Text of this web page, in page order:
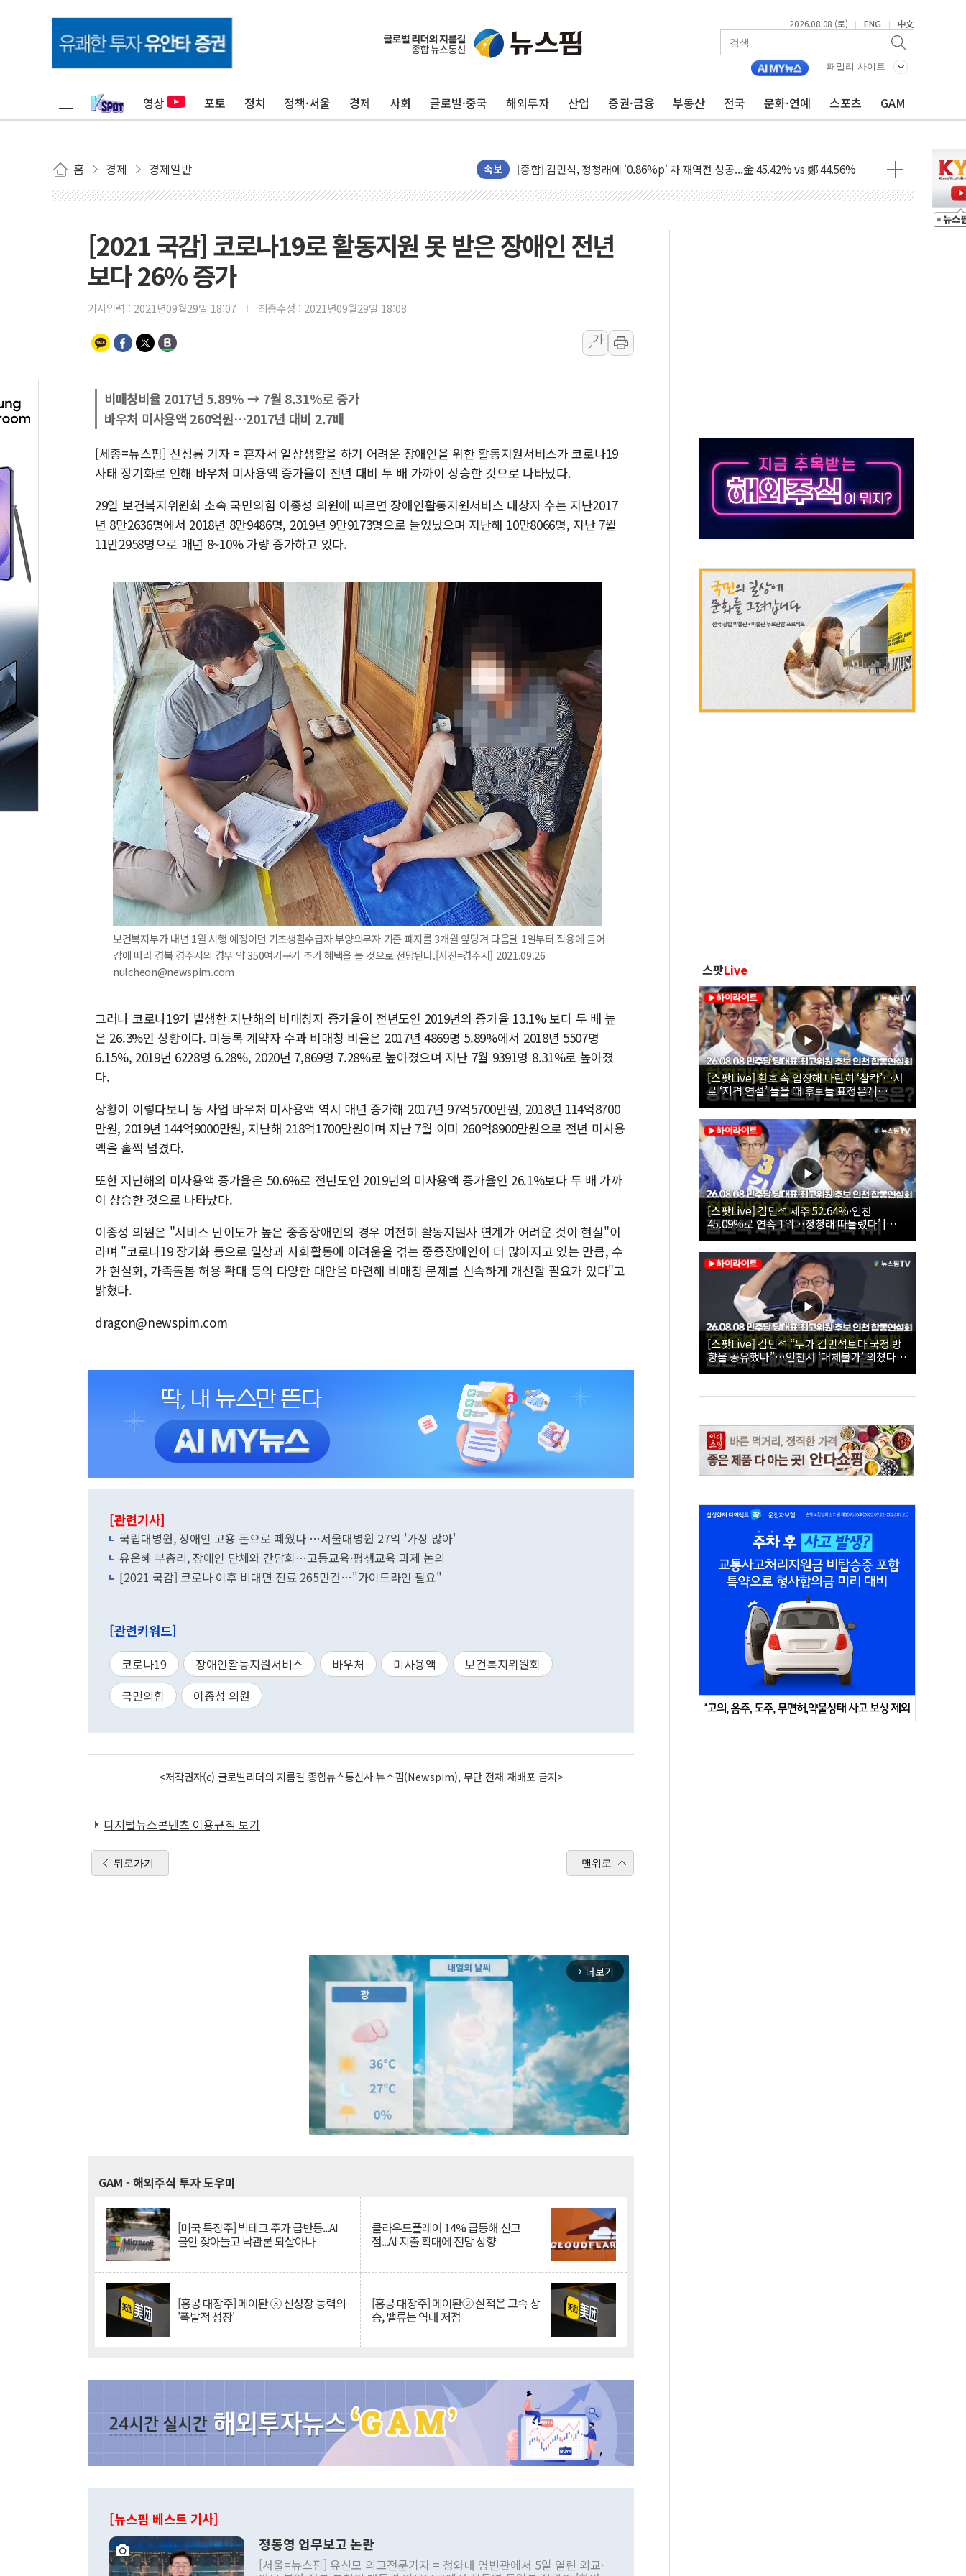
2026.08.08 (토) | ENG | 中文
패밀리 사이트
영상 포토 정치 정책·서울 경제 사회 글로벌·중국 해외투자 산업 증권·금융 부동산 전국 문화·연예 스포츠 GAM
홈 경제 경제일반 속보
포항시 재난예산 40억 긴급 투입…고수온 양식장 복구·지원 '총력'
울진·영덕 '호우특보'-포항 '산사태 주의보'...경북도, 호우 피해·통제구간 없어
인천 합동연설회 나선 송영길·정청래·김민석 당대표 후보
김민석, 2주차 제주·인천 경선서 정청래에 승리...47.75% vs 42.08%
[속보] 민주, 제주·인천 경선 결과 발표...김민석 47.75% 정청래 42.08%
[속보] 민주, 인천 경선 결과 발표...김민석 45.09% 정청래 43.27% 송영길 11.63%
강릉·동해·삼척 시간당 최대 50㎜ 폭우…강원 동해안 강한 비 이어져
폐기물 수거하다 참변…60대 환경미화원 수거차에 치여 사망
추미애, '위안부' 피해자 기림의 날 참석..."국제적 시민 연대로 목소리 내야"
인천 선재도 갯벌서 해루질 중 실종 60대 나흘만에 숨진 채 발견
인천서 말다툼 중 어머니 흉기 살해 10대 아들 체포
'화합' 꺼낸 김민석에 '뻔뻔' 받아친 정청래…제주 연설서 신경전 고조
[2021 국감] 코로나19로 활동지원 못 받은 장애인 전년
보다 26% 증가
기사입력 : 2021년09월29일 18:07 최종수정 : 2021년09월29일 18:08
가
가
비매칭비율 2017년 5.89% → 7월 8.31%로 증가
바우처 미사용액 260억원…2017년 대비 2.7배
[세종=뉴스핌] 신성룡 기자 = 혼자서 일상생활을 하기 어려운 장애인을 위한 활동지원서비스가 코로나19
사태 장기화로 인해 바우처 미사용액 증가율이 전년 대비 두 배 가까이 상승한 것으로 나타났다.
29일 보건복지위원회 소속 국민의힘 이종성 의원에 따르면 장애인활동지원서비스 대상자 수는 지난2017
년 8만2636명에서 2018년 8만9486명, 2019년 9만9173명으로 늘었났으며 지난해 10만8066명, 지난 7월
11만2958명으로 매년 8~10% 가량 증가하고 있다.
보건복지부가 내년 1월 시행 예정이던 기초생활수급자 부양의무자 기준 폐지를 3개월 앞당겨 다음달 1일부터 적용에 들어
감에 따라 경북 경주시의 경우 약 350여가구가 추가 혜택을 볼 것으로 전망된다.[사진=경주시] 2021.09.26
nulcheon@newspim.com
그러나 코로나19가 발생한 지난해의 비매칭자 증가율이 전년도인 2019년의 증가율 13.1% 보다 두 배 높
은 26.3%인 상황이다. 미등록 계약자 수과 비매칭 비율은 2017년 4869명 5.89%에서 2018년 5507명
6.15%, 2019년 6228명 6.28%, 2020년 7,869명 7.28%로 높아졌으며 지난 7월 9391명 8.31%로 높아졌
다.
상황이 이렇다보니 동 사업 바우처 미사용액 역시 매년 증가해 2017년 97억5700만원, 2018년 114억8700
만원, 2019년 144억9000만원, 지난해 218억1700만원이며 지난 7월 이미 260억8900만원으로 전년 미사용
액을 훌쩍 넘겼다.
또한 지난해의 미사용액 증가율은 50.6%로 전년도인 2019년의 미사용액 증가율인 26.1%보다 두 배 가까
이 상승한 것으로 나타났다.
이종성 의원은 "서비스 난이도가 높은 중증장애인의 경우 여전히 활동지원사 연계가 어려운 것이 현실"이
라며 "코로나19 장기화 등으로 일상과 사회활동에 어려움을 겪는 중증장애인이 더 많아지고 있는 만큼, 수
가 현실화, 가족돌봄 허용 확대 등의 다양한 대안을 마련해 비매칭 문제를 신속하게 개선할 필요가 있다"고
밝혔다.
dragon@newspim.com
[관련기사]
국립대병원, 장애인 고용 돈으로 떼웠다 …서울대병원 27억 '가장 많아'
유은혜 부총리, 장애인 단체와 간담회…고등교육·평생교육 과제 논의
[2021 국감] 코로나 이후 비대면 진료 265만건…"가이드라인 필요"
[관련키워드]
코로나19 장애인활동지원서비스 바우처 미사용액
보건복지위원회
국민의힘
이종성 의원
<저작권자(c) 글로벌리더의 지름길 종합뉴스통신사 뉴스핌(Newspim), 무단 전재-재배포 금지>
디지털뉴스콘텐츠 이용규칙 보기
뒤로가기 맨위로
arrow_forward_ios 더보기
GAM - 해외주식 투자 도우미
[미국 특징주] 빅테크 주가 급반등...AI
불안 잦아들고 낙관론 되살아나
클라우드플레어 14% 급등해 신고
점...AI 지출 확대에 전망 상향
[홍콩 대장주] 메이퇀 ③ 신성장 동력의
'폭발적 성장'
[홍콩 대장주] 메이퇀② 실적은 고속 상
승, 밸류는 역대 저점
[뉴스핌 베스트 기사]
정동영 업무보고 논란
[서울=뉴스핌] 유신모 외교전문기자 = 청와대 영빈관에서 5일 열린 외교·
스팟Live
[스팟Live] 환호 속 입장해 나란히 ‘찰칵’…서
로 ‘저격 연설’ 들을 때 후보들 표정은? |
26.08.08 더불어민주당 당대표·최고위원 후
보 인천 합동연설회
[스팟Live] 김민석 제주 52.64%·인천
45.09%로 연속 1위…정청래 따돌렸다’ |
26.08.08 더불어민주당 당대표·최고위원 후
보 인천 합동연설회
[스팟Live] 김민석 “누가 김민석보다 국정 방
향을 공유했나”…인천서 ‘대체불가’ 외쳤다 |
26.08.08 더불어민주당 당대표·최고위원 후